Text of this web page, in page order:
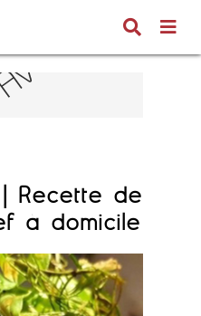
Recette de
à domicile